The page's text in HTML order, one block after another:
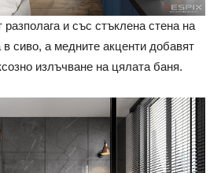
разполага и със стъклена стена на
сиво, а медните акценти добавят
излъчване на цялата баня.